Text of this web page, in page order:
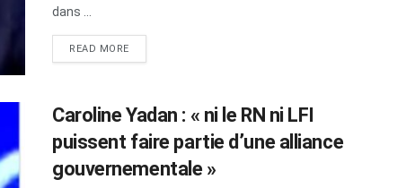
dans ...
READ MOREDETAILS
Caroline Yadan : « ni le RN ni LFI
puissent faire partie d’une alliance
gouvernementale »